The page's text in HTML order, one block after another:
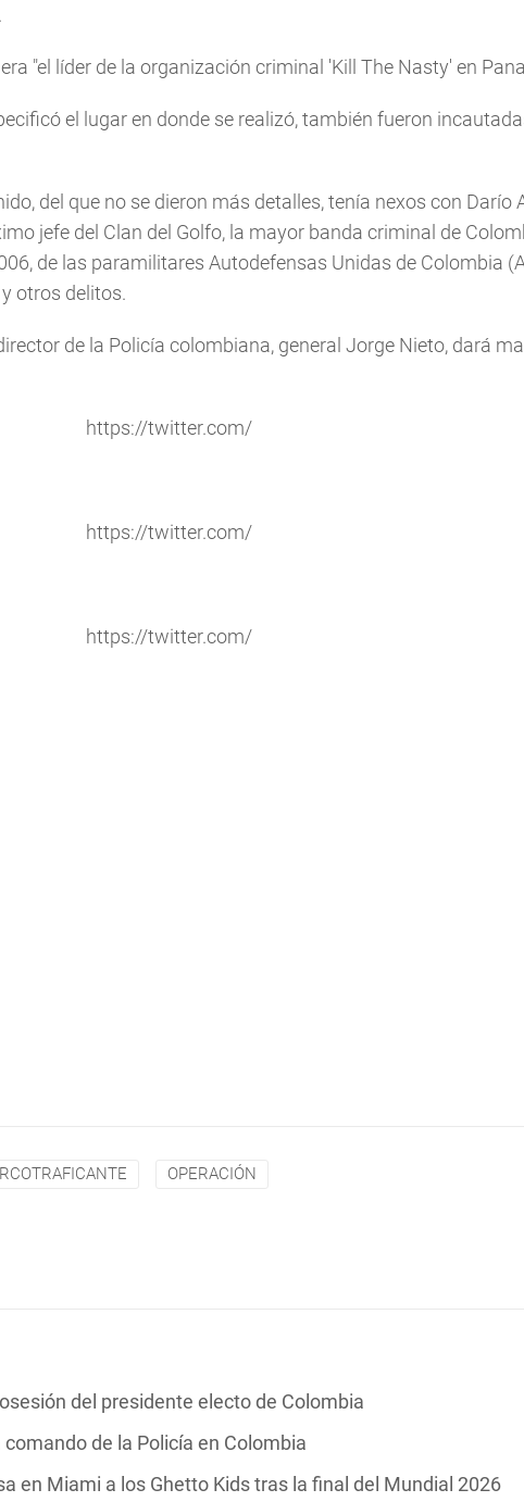
"el líder de la organización criminal 'Kill The Nasty' en
el lugar en donde se realizó, también fueron
del que no se dieron más detalles, tenía nexos con Darío
jefe del Clan del Golfo, la mayor banda criminal de
de las paramilitares Autodefensas Unidas de Colombia
otros delitos.
de la Policía colombiana, general Jorge Nieto, dará
https://twitter.com/
https://twitter.com/
https://twitter.com/
OPERACIÓN
del presidente electo de Colombia
de la Policía en Colombia
en Miami a los Ghetto Kids tras la final del Mundial 2026